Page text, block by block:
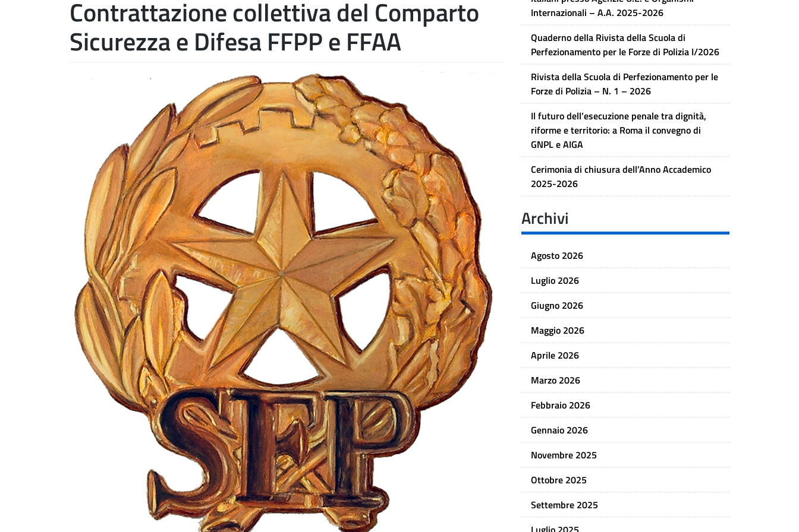
Contrattazione collettiva del Comparto
Sicurezza e Difesa FFPP e FFAA
Internazionali – A.A. 2025-2026
Quaderno della Rivista della Scuola di
Perfezionamento per le Forze di Polizia I/2026
Rivista della Scuola di Perfezionamento per le
Forze di Polizia – N. 1 – 2026
Il futuro dell’esecuzione penale tra dignità,
riforme e territorio: a Roma il convegno di
GNPL e AIGA
Cerimonia di chiusura dell’Anno Accademico
2025-2026
Archivi
Agosto 2026
Luglio 2026
Giugno 2026
Maggio 2026
Aprile 2026
Marzo 2026
Febbraio 2026
Gennaio 2026
Novembre 2025
Ottobre 2025
Settembre 2025